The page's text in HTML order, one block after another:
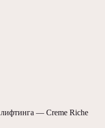
— Creme Riche